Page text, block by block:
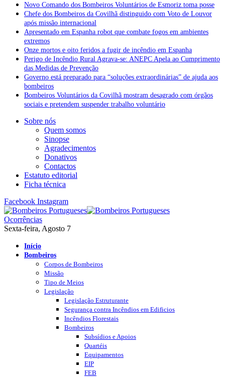
Novo Comando dos Bombeiros Voluntários de Esmoriz toma posse
Chefe dos Bombeiros da Covilhã distinguido com Voto de Louvor
após missão internacional
Apresentado em Espanha robot que combate fogos em ambientes
extremos
Onze mortos e oito feridos a fugir de incêndio em Espanha
Perigo de Incêndio Rural Agrava-se: ANEPC Apela ao Cumprimento
das Medidas de Prevenção
Governo está preparado para “soluções extraordinárias” de ajuda aos
bombeiros
Bombeiros Voluntários da Covilhã mostram desagrado com órgãos
sociais e pretendem suspender trabalho voluntário
Sobre nós
Quem somos
Sinopse
Agradecimentos
Donativos
Contactos
Estatuto editorial
Ficha técnica
Facebook Instagram
Ocorrências
Sexta-feira, Agosto 7
Início
Bombeiros
Corpos de Bombeiros
Missão
Tipo de Meios
Legislação
Legislação Estruturante
Segurança contra Incêndios em Edificios
Incêndios Florestais
Bombeiros
Subsídios e Apoios
Quartéis
Equipamentos
EIP
FEB